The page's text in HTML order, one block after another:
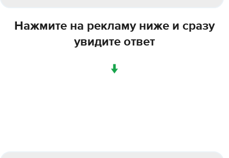
Нажмите на рекламу ниже и сразу
увидите ответ
↓